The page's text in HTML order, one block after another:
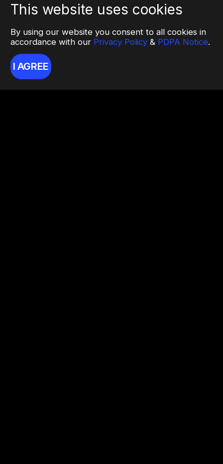
This website uses cookies
By using our website you consent to all cookies in
accordance with our Privacy Policy & PDPA Notice.
I AGREE